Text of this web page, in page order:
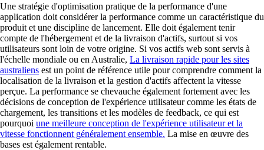
Une stratégie d'optimisation pratique de la performance d'une
application doit considérer la performance comme un caractéristique du
produit et une discipline de lancement. Elle doit également tenir
compte de l'hébergement et de la livraison d'actifs, surtout si vos
utilisateurs sont loin de votre origine. Si vos actifs web sont servis à
l'échelle mondiale ou en Australie, La livraison rapide pour les sites
australiens est un point de référence utile pour comprendre comment la
localisation de la livraison et la gestion d'actifs affectent la vitesse
perçue. La performance se chevauche également fortement avec les
décisions de conception de l'expérience utilisateur comme les états de
chargement, les transitions et les modèles de feedback, ce qui est
pourquoi une meilleure conception de l'expérience utilisateur et la
vitesse fonctionnent généralement ensemble. La mise en œuvre des
bases est également rentable.